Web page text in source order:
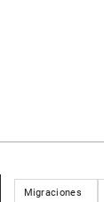
Migraciones